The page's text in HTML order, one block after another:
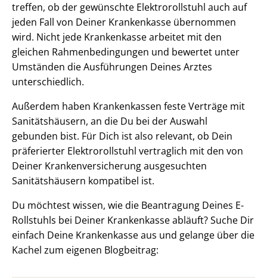
treffen, ob der gewünschte Elektrorollstuhl auch auf
jeden Fall von Deiner Krankenkasse übernommen
wird. Nicht jede Krankenkasse arbeitet mit den
gleichen Rahmenbedingungen und bewertet unter
Umständen die Ausführungen Deines Arztes
unterschiedlich.
Außerdem haben Krankenkassen feste Verträge mit
Sanitätshäusern, an die Du bei der Auswahl
gebunden bist. Für Dich ist also relevant, ob Dein
präferierter Elektrorollstuhl vertraglich mit den von
Deiner Krankenversicherung ausgesuchten
Sanitätshäusern kompatibel ist.
Du möchtest wissen, wie die Beantragung Deines E-
Rollstuhls bei Deiner Krankenkasse abläuft? Suche Dir
einfach Deine Krankenkasse aus und gelange über die
Kachel zum eigenen Blogbeitrag: